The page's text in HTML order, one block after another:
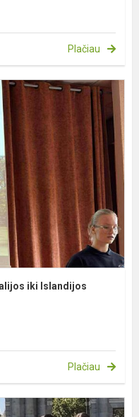
Plačiau
iki Islandijos
Plačiau